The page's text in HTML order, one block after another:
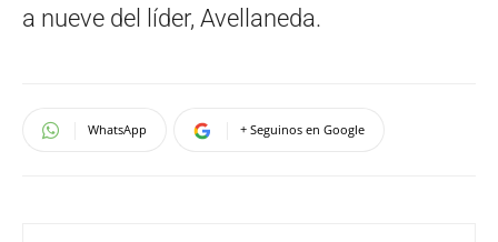
a nueve del líder, Avellaneda.
WhatsApp + Seguinos en Google